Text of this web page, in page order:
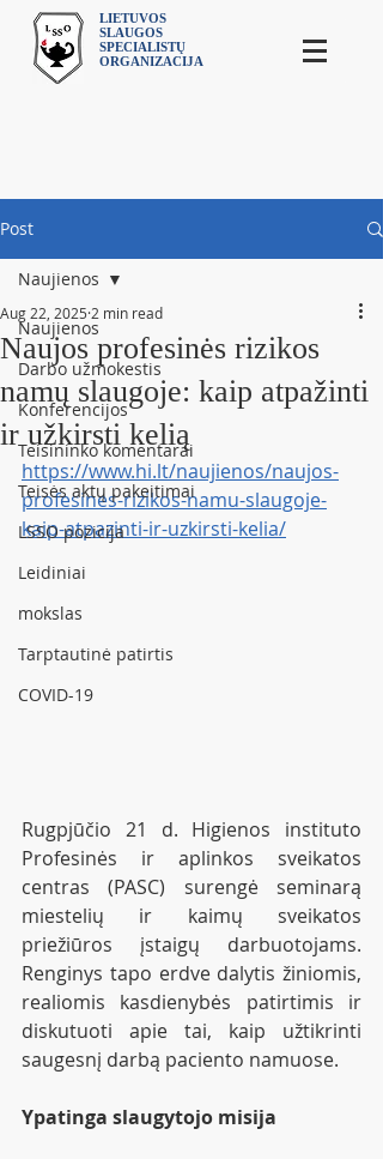
LIETUVOS
SLAUGOS
SPECIALISTŲ
ORGANIZACIJA
Post
Naujienos
Darbo užmokestis
Konferencijos
Teisininko komentarai
Teisės aktų pakeitimai
LSSO pozicija
Leidiniai
mokslas
Tarptautinė patirtis
COVID-19
Naujienos
Naujos profesinės rizikos
namų slaugoje: kaip atpažinti
ir užkirsti kelią
Aug 22, 2025 2 min read
https://www.hi.lt/naujienos/naujos-
profesines-rizikos-namu-slaugoje-
kaip-atpazinti-ir-uzkirsti-kelia/
Rugpjūčio 21 d. Higienos instituto
Profesinės ir aplinkos sveikatos
centras (PASC) surengė seminarą
miestelių ir kaimų sveikatos
priežiūros įstaigų darbuotojams.
Renginys tapo erdve dalytis žiniomis,
realiomis kasdienybės patirtimis ir
diskutuoti apie tai, kaip užtikrinti
saugesnį darbą paciento namuose.
Ypatinga slaugytojo misija